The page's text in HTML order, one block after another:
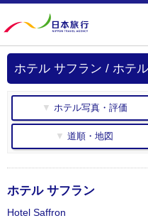
ホテル サフラン / ホテ
▼ ホテル写真・評価
▼ 道順・地図
ホテル サフラン
Hotel Saffron